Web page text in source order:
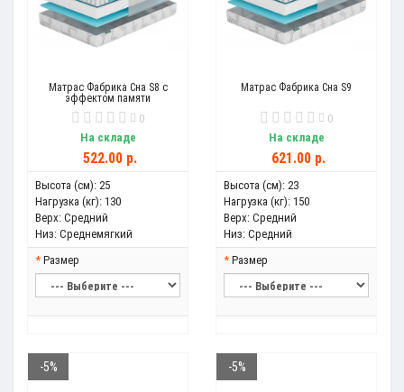
Матрас Фабрика Сна S8 с
эффектом памяти
0
На складе
522.00 р.
Высота (см): 25
Нагрузка (кг): 130
Верх: Средний
Низ: Среднемягкий
Размер
Матрас Фабрика Сна S9
0
На складе
621.00 р.
Высота (см): 23
Нагрузка (кг): 150
Верх: Средний
Низ: Средний
Размер
-5% -5%